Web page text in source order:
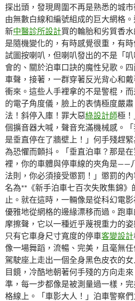
探出頭，發現周圍不再是熟悉的城
由無數白線和編號組成的巨大網格
新中醫診所設計買的輪胎和劣質香
是隨機變化的，有時感覺很重，有
試圖按喇叭，但喇叭發出的不是「
會的、關於泊車口訣的魔性兒歌。
車聲，接著，一群穿著反光背心和
衝來。這些人手裡拿的不是警棍，
的電子角度儀，臉上的表情極度嚴
法！斜停入庫！罪大惡綠設計師極
個擴音器大喊，聲音充滿機械感。
是垂直停在了牆壁上！」何手殘趕
為恐懼而顫抖。「垂直泊車？那是
裡，你的車體與停車線的夾角是——
法則，你必須接受懲罰！」懲罰的
名為**《新手泊車七百次失敗集錦》
止。就在這時，一輛像是從科幻電
優雅地從網格的邊緣漂移而過。跑
摩擦聲，它以一種近乎蔑視重力的
只有它車身尺寸寬度的停車客變設計
像一場舞蹈，流暢、完美，且毫無
駕駛座上走出一個全身黑色皮衣的
目鏡，冷酷地朝著何手殘的方向走
準，每一步都像是被測量過一樣，
格線上。「車影大人！」泊車警察